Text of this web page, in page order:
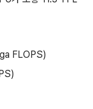
FLOPS)